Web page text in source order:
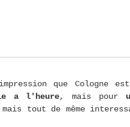
que Cologne
a l'heure, mais pour
tout de même